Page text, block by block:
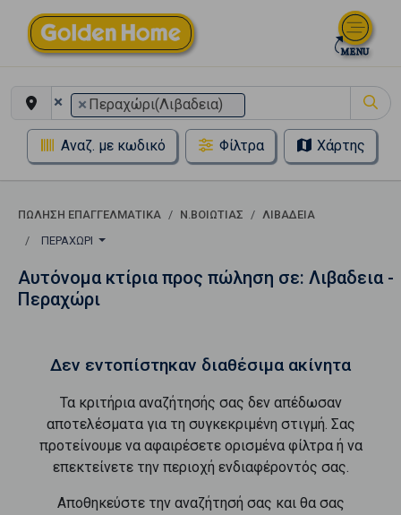
× × Περαχώρι(Λιβαδεια)
Αναζ. με κωδικό Φίλτρα Χάρτης
ΠΏΛΗΣΗ ΕΠΑΓΓΕΛΜΑΤΙΚΆ Ν.ΒΟΙΩΤΙΑΣ
ΛΙΒΑΔΕΙΑ
ΠΕΡΑΧΏΡΙ
Αυτόνομα κτίρια προς πώληση σε: Λιβαδεια -
Περαχώρι
Δεν εντοπίστηκαν διαθέσιμα ακίνητα
Τα κριτήρια αναζήτησής σας δεν απέδωσαν
αποτελέσματα για τη συγκεκριμένη στιγμή. Σας
προτείνουμε να αφαιρέσετε ορισμένα φίλτρα ή να
επεκτείνετε την περιοχή ενδιαφέροντός σας.
Αποθηκεύστε την αναζήτησή σας και θα σας